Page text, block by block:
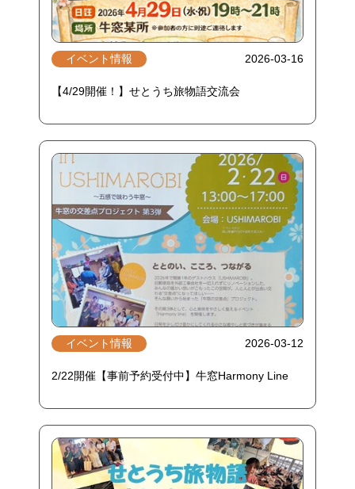
イベント情報 2026-03-16
【4/29開催！】せとうち旅物語交流会
イベント情報 2026-03-12
2/22開催【事前予約受付中】牛窓Harmony Line